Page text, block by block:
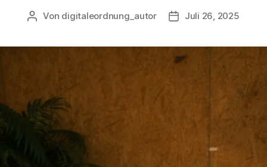
Beitragsautor
Von digitaleordnung_autor Juli 26, 2025